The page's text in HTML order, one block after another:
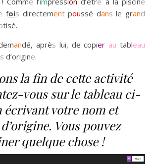
fois directementpoussé dans le grand
tisé.
andé, après lui, de copier au tableau
s d’origine.
la fin de cette activité
vous sur le tableau ci-
écrivant votre nom et
Vous pouvez
quelque chose !